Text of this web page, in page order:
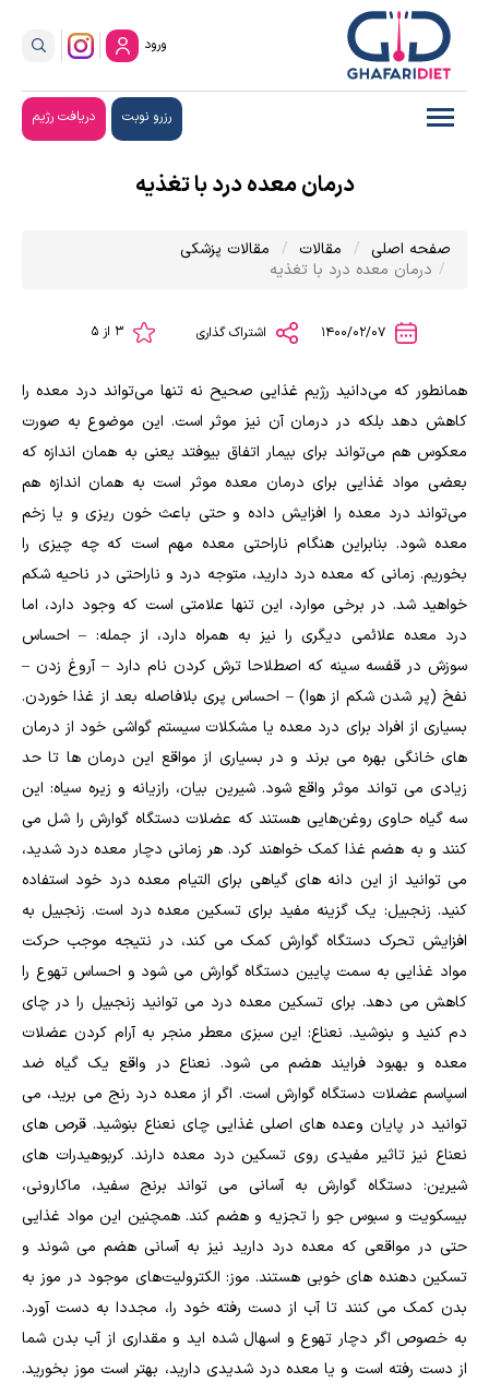
ورود
رزرو نوبت دریافت رژیم
درمان معده درد با تغذیه
صفحه اصلی مقالات
مقالات پزشکی
درمان معده درد با تغذیه
1400/02/07 اشتراک گذاری
همانطور که می‌دانید رژیم غذایی صحیح نه تنها می‌تواند درد معده را
کاهش دهد بلکه در درمان آن نیز موثر است. این موضوع به صورت
معکوس هم می‌تواند برای بیمار اتفاق بیوفتد یعنی به همان اندازه که
بعضی مواد غذایی برای درمان معده موثر است به همان اندازه هم
می‌تواند درد معده را افزایش داده و حتی باعث خون ریزی و یا زخم
معده شود. بنابراین هنگام ناراحتی معده مهم است که چه چیزی را
بخوریم. زمانی که معده درد دارید، متوجه درد و ناراحتی در ناحیه شکم
خواهید شد. در برخی موارد، این تنها علامتی است که وجود دارد، اما
درد معده علائمی دیگری را نیز به همراه دارد، از جمله: – احساس
سوزش در قفسه سینه که اصطلاحا ترش کردن نام دارد – آروغ زدن –
نفخ (پر شدن شکم از هوا) – احساس پری بلافاصله بعد از غذا خوردن.
بسیاری از افراد برای درد معده یا مشکلات سیستم گواشی خود از درمان
‎های خانگی بهره می ‎برند و در بسیاری از مواقع این درمان‎ ها تا حد
زیادی می تواند موثر واقع شود. شیرین بیان، رازیانه و زیره سیاه: این
سه گیاه حاوی روغن‌هایی هستند که عضلات دستگاه گوارش را شل می
‌کنند و به هضم غذا کمک خواهند کرد. هر زمانی دچار معده درد شدید،
می‌ توانید از این دانه‌ های گیاهی برای التیام معده درد خود استفاده
کنید. زنجبیل: یک گزینه مفید برای تسکین معده درد است. زنجبیل به
افزایش تحرک دستگاه گوارش کمک می ‌کند، در نتیجه موجب حرکت
مواد غذایی به سمت پایین دستگاه گوارش می ‌شود و احساس تهوع را
کاهش می ‌دهد. برای تسکین معده درد می‌ توانید زنجبیل را در چای
دم کنید و بنوشید. نعناع: این سبزی معطر منجر به آرام کردن عضلات
معده و بهبود فرایند هضم می شود. نعناع در واقع یک گیاه ضد
اسپاسم عضلات دستگاه گوارش است. اگر از معده درد رنج می برید، می
توانید در پایان وعده های اصلی غذایی چای نعناع بنوشید. قرص های
نعناع نیز تاثیر مفیدی روی تسکین درد معده دارند. کربوهیدرات های
شیرین: دستگاه گوارش به آسانی می‌ تواند برنج سفید، ماکارونی،
بیسکویت و سبوس جو را تجزیه و هضم کند. همچنین این مواد غذایی
حتی در مواقعی که معده درد دارید نیز به آسانی هضم می ‌شوند و
تسکین دهنده‌ های خوبی هستند. موز: الکترولیت‌های موجود در موز به
بدن کمک می ‌کنند تا آب از دست رفته خود را، مجددا به دست آورد.
به خصوص اگر دچار تهوع و اسهال شده ‌اید و مقداری از آب بدن شما
از دست رفته است و یا معده درد شدیدی دارید، بهتر است موز بخورید.